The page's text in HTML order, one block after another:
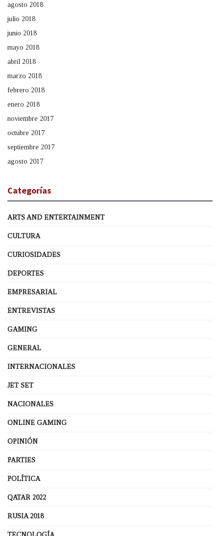
agosto 2018
julio 2018
junio 2018
mayo 2018
abril 2018
marzo 2018
febrero 2018
enero 2018
noviembre 2017
octubre 2017
septiembre 2017
agosto 2017
Categorías
ARTS AND ENTERTAINMENT
CULTURA
CURIOSIDADES
DEPORTES
EMPRESARIAL
ENTREVISTAS
GAMING
GENERAL
INTERNACIONALES
JET SET
NACIONALES
ONLINE GAMING
OPINIÓN
PARTIES
POLÍTICA
QATAR 2022
RUSIA 2018